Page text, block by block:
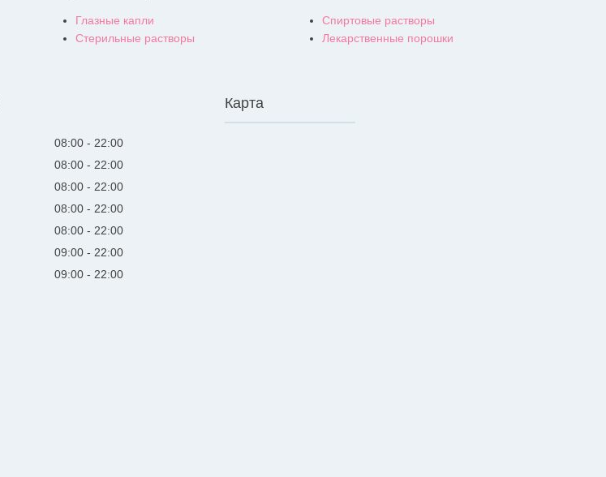
Глазные капли
Стерильные растворы
Спиртовые растворы
Лекарственные порошки
08:00
22:00
08:00
22:00
08:00
22:00
08:00
22:00
08:00
22:00
09:00
22:00
09:00 22:00
Карта